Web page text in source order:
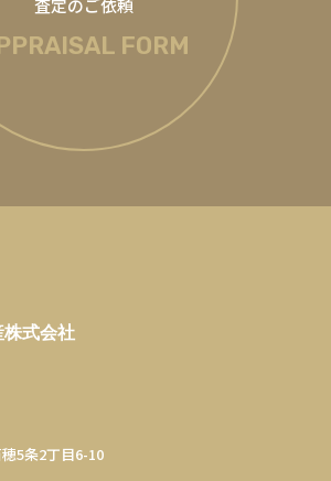
査定のご依頼
FORM
5条2丁目6-10